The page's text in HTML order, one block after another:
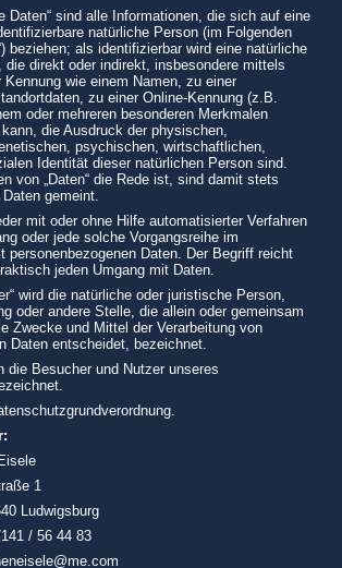
Daten“ sind alle Informationen, die sich auf eine
natürliche Person (im Folgenden
beziehen; als identifizierbar wird eine natürliche
die direkt oder indirekt, insbesondere mittels
Kennung wie einem Namen, zu einer
zu einer Online-Kennung (z.B.
oder mehreren besonderen Merkmalen
die Ausdruck der physischen,
psychischen, wirtschaftlichen,
Identität dieser natürlichen Person sind.
von „Daten“ die Rede ist, sind damit stets
gemeint.
mit oder ohne Hilfe automatisierter Verfahren
oder jede solche Vorgangsreihe im
personenbezogenen Daten. Der Begriff reicht
jeden Umgang mit Daten.
wird die natürliche oder juristische Person,
oder andere Stelle, die allein oder gemeinsam
Zwecke und Mittel der Verarbeitung von
Daten entscheidet, bezeichnet.
die Besucher und Nutzer unseres
1
Ludwigsburg
/ 56 44 83